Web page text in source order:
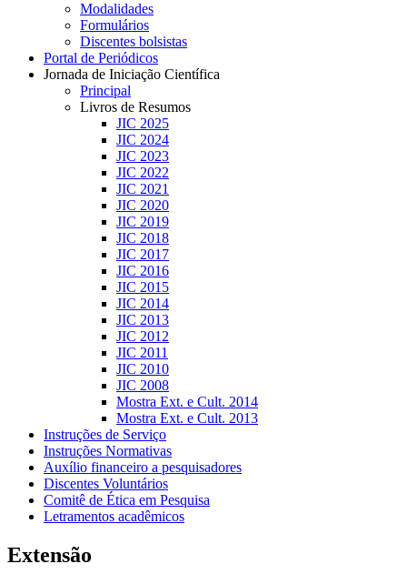
Modalidades
Formulários
Discentes bolsistas
Portal de Periódicos
Jornada de Iniciação Científica
Principal
Livros de Resumos
JIC 2025
JIC 2024
JIC 2023
JIC 2022
JIC 2021
JIC 2020
JIC 2019
JIC 2018
JIC 2017
JIC 2016
JIC 2015
JIC 2014
JIC 2013
JIC 2012
JIC 2011
JIC 2010
JIC 2008
Mostra Ext. e Cult. 2014
Mostra Ext. e Cult. 2013
Instruções de Serviço
Instruções Normativas
Auxílio financeiro a pesquisadores
Discentes Voluntários
Comitê de Ética em Pesquisa
Letramentos acadêmicos
Extensão